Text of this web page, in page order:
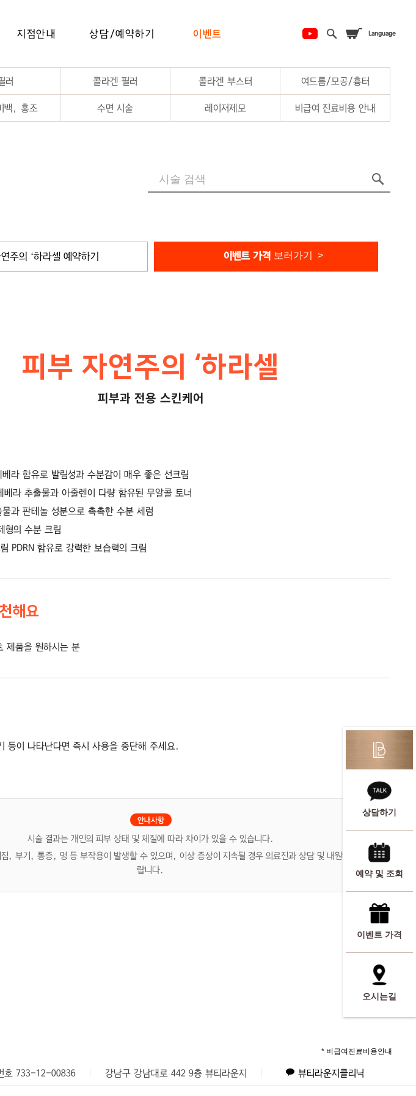
지점안내 상담/예약하기 이벤트
러 콜라겐 필러 콜라겐 부스터 여드름/모공/흉터
백, 홍조 수면 시술 레이저제모 비급여 진료비용 안내
주의 ‘하라셀 예약하기 이벤트 가격 보러가기 >
피부 자연주의 ‘하라셀
피부과 전용 스킨케어
베라 함유로 발림성과 수분감이 매우 좋은 선크림
베라 추출물과 아줄렌이 다량 함유된 무알콜 토너
물과 판테놀 성분으로 촉촉한 수분 세럼
형의 수분 크림
PDRN 함유로 강력한 보습력의 크림
해요
제품을 원하시는 분
등이 나타난다면 즉시 사용을 중단해 주세요.
시술 결과는 개인의 피부 상태 및 체질에 따라 차이가 있을 수 있습니다.
짐, 부기, 통증, 멍 등 부작용이 발생할 수 있으며, 이상 증상이 지속될 경우 의료진과 상담 및 내원하시기 바
랍니다.
* 비급여진료비용안내
호 733-12-00836 강남구 강남대로 442 9층 뷰티라운지
뷰티라운지클리닉
20-02041 서울특별시 중구 퇴계로 109 (8층, 2431빌딩) 뷰티라운지의원 명동
상담하기
예약 및 조회
이벤트 가격
오시는길